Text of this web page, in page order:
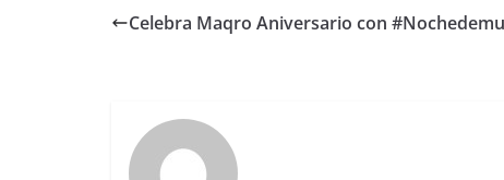
Celebra Maqro Aniversario con